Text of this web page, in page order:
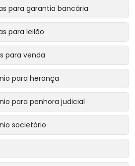
para garantia bancária
para leilão
para venda
para herança
para penhora judicial
societário